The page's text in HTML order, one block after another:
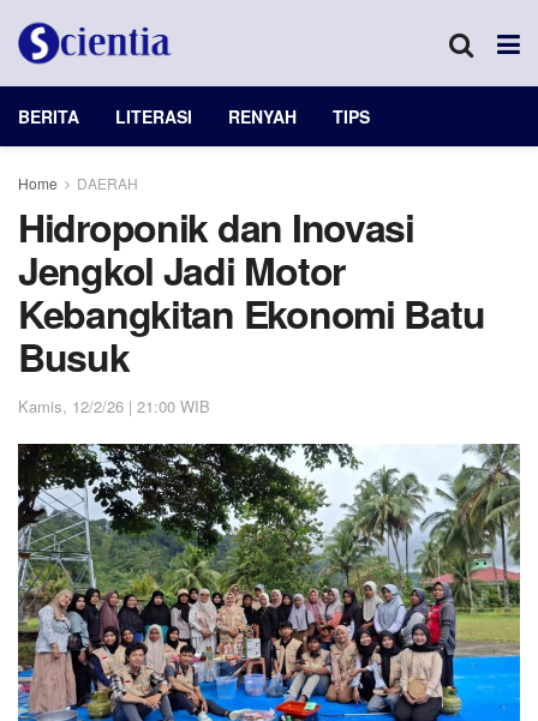
BERITA LITERASI RENYAH TIPS
Home DAERAH
Hidroponik dan Inovasi
Jengkol Jadi Motor
Kebangkitan Ekonomi Batu
Busuk
Kamis, 12/2/26 | 21:00 WIB